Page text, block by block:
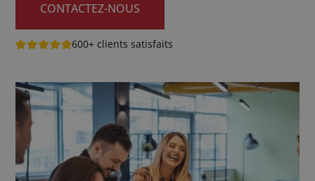
CONTACTEZ-NOUS
600+ clients satisfaits